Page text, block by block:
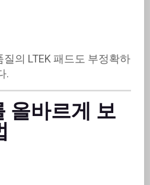
의 LTEK 패드도 부정확하
.
올바르게 보